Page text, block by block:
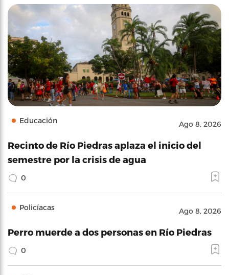
Educación Ago 8, 2026
Recinto de Río Piedras aplaza el inicio del
semestre por la crisis de agua
0
Policíacas Ago 8, 2026
Perro muerde a dos personas en Río Piedras
0